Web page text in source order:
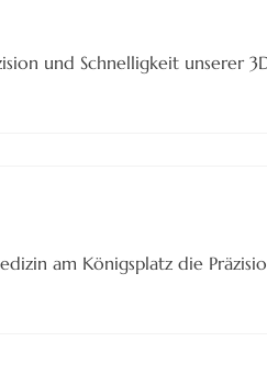
und Schnelligkeit
am Königsplatz die